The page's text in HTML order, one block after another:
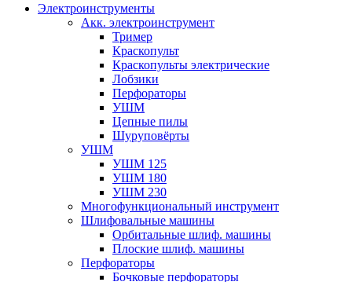
Электроинструменты
Акк. электроинструмент
Тример
Краскопульт
Краскопульты электрические
Лобзики
Перфораторы
УШМ
Цепные пилы
Шуруповёрты
УШМ
УШМ 125
УШМ 180
УШМ 230
Многофункциональный инструмент
Шлифовальные машины
Орбитальные шлиф. машины
Плоские шлиф. машины
Перфораторы
Бочковые перфораторы